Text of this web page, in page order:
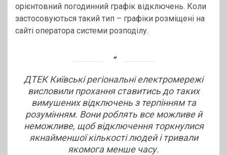
орієнтовний погодинний графік відключень. Коли
застосовуються такий тип – графіки розміщені на
сайті оператора системи розподілу.
ДТЕК Київські регіональні електромережі
висловили прохання ставитись до таких
вимушених відключень з терпінням та
розумінням. Вони роблять все можливе й
неможливе, щоб відключення торкнулися
якнайменшої кількості людей і тривали
якомога менше часу.